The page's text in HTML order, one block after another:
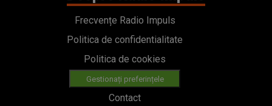
Frecvențe Radio Impuls
Politica de confidentialitate
Politica de cookies
Gestionați preferințele
Contact